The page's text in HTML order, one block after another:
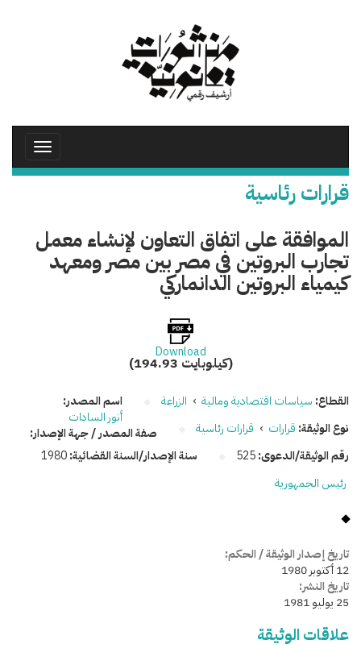
Toggle
قرارات رئاسية
الموافقة على اتفاق التعاون لإنشاء معمل
تجارب البروتين في مصر بين مصر ومعهد
كيمياء البروتين الدانماركي
Download
(194.93 كيلوبايت)
القطاع: سياسات اقتصادية ومالية › الزراعة
نوع الوثيقة: قرارات › قرارات رئاسية
رقم الوثيقة/الدعوى:525 سنة الإصدار/السنة القضائية:1980
اسم المصدر:
أنور السادات
صفة المصدر / جهة الإصدار:
رئيس الجمهورية
تاريخ إصدار الوثيقة / الحكم:
12 أكتوبر 1980
تاريخ النشر:
25 يوليو 1981
علاقات الوثيقة